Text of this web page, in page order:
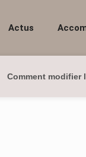
Actus
Comment modifier